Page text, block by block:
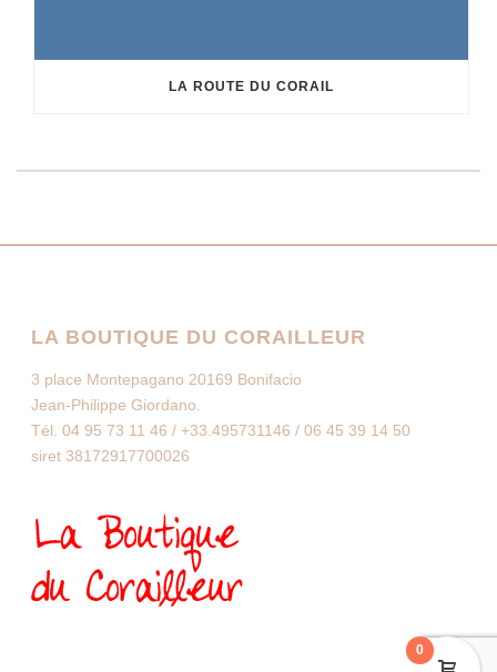
LA ROUTE DU CORAIL
LA BOUTIQUE DU CORAILLEUR
3 place Montepagano 20169 Bonifacio
Jean-Philippe Giordano.
Tél. 04 95 73 11 46 / +33.495731146 / 06 45 39 14 50
siret 38172917700026
0